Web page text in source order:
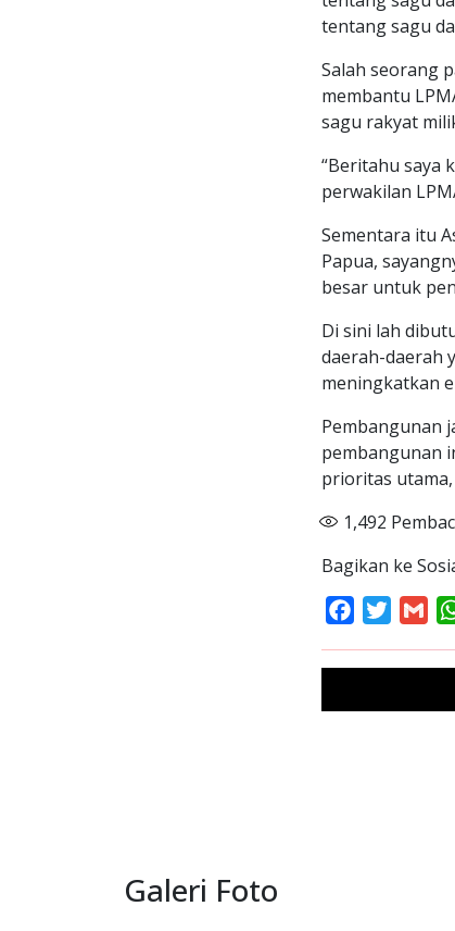
tentang sagu
Salah seorang
membantu
sagu rakyat
“Beritahu saya
perwakilan
Sementara itu
Papua,
besar untuk
Di sini lah
daerah-daerah
meningkatkan
Pembangunan
pembangunan
prioritas utama,
1,492
Bagikan ke
FacebookTwitter
Galeri Foto